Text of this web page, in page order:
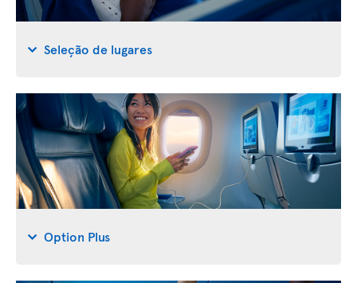
Seleção de lugares
Option Plus